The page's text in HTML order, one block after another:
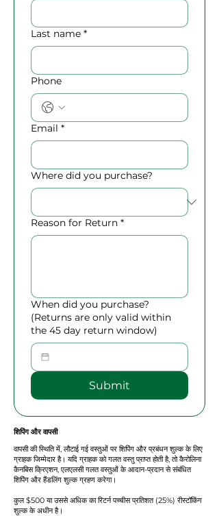
Last name *
Phone
Email *
Where did you purchase?
Reason for Return *
When did you purchase?
(Returns are only valid within
the 45 day return window)
Submit
शिपिंग और वापसी
वापसी की स्थिति में, लौटाई गई वस्तुओं पर शिपिंग और प्रबंधन शुल्क के लिए
ग्राहक जिम्मेदार है। यदि ग्राहक को गलत वस्तु प्राप्त होती है, तो कैरोलिना
कैनबिस क्रिएशन, एलएलसी गलत वस्तुओं के आदान-प्रदान से संबंधित
शिपिंग और हैंडलिंग शुल्क ग्रहण करेगा।
कुल $500 या उससे अधिक का रिटर्न पच्चीस प्रतिशत (25%) रीस्टॉकिंग
शुल्क के अधीन है।